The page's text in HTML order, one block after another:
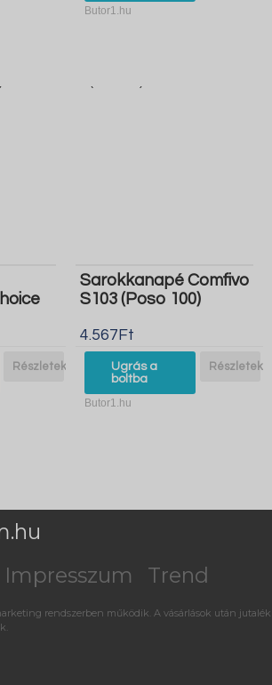
Butor1.hu
Részletek
Sarokkanapé Comfivo
S103 (Poso 100)
4.567Ft
Ugrás a
boltba
Részletek
Butor1.hu
Impresszum Trend
rendszerben működik. A vásárlások után jutalék